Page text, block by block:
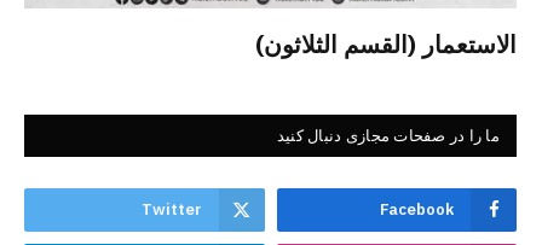
الاستعمار (القسم الثلاثون)
ما را در صفحات مجازی دنبال کنید
Facebook
Twitter